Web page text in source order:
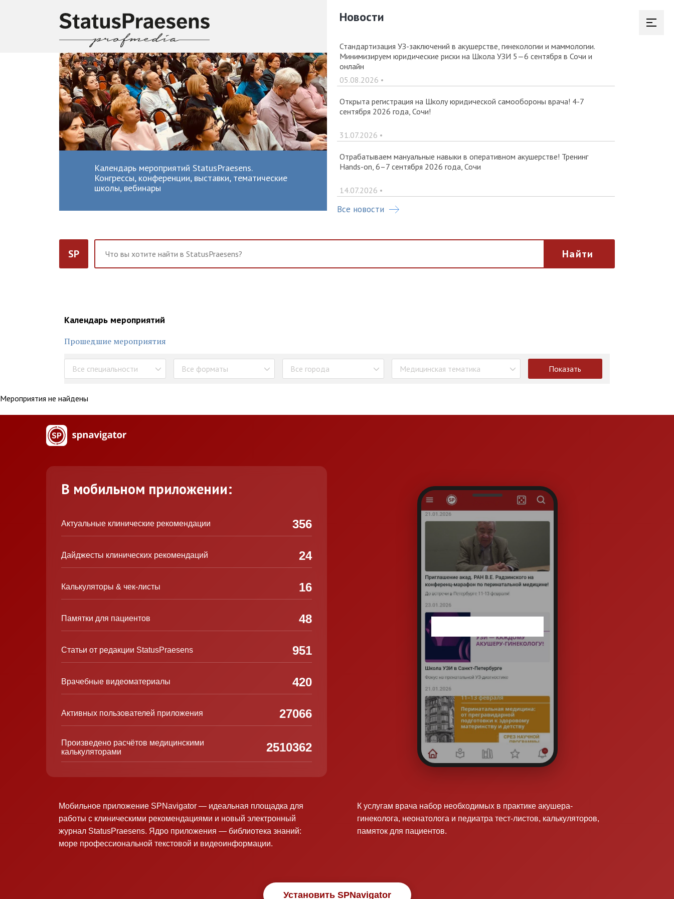
Календарь мероприятий StatusPraesens.
Конгрессы, конференции, выставки, тематические
школы, вебинары
Новости
Стандартизация УЗ-заключений в акушерстве, гинекологии и маммологии.
Минимизируем юридические риски на Школа УЗИ 5—6 сентября в Сочи и
онлайн
05.08.2026 •
Открыта регистрация на Школу юридической самообороны врача! 4-7
сентября 2026 года, Сочи!
31.07.2026 •
Отрабатываем мануальные навыки в оперативном акушерстве! Тренинг
Hands-on, 6–7 сентября 2026 года, Сочи
14.07.2026 •
Все новости
SP Найти
Календарь мероприятий
Прошедшие мероприятия
Все специальности Все форматы Все города Медицинская тематика Показать
Мероприятия не найдены
В мобильном приложении:
Актуальные клинические рекомендации 356
Дайджесты клинических рекомендаций 24
Калькуляторы & чек-листы 16
Памятки для пациентов 48
Статьи от редакции StatusPraesens 951
Врачебные видеоматериалы 420
Активных пользователей приложения 27066
Произведено расчётов медицинскими
калькуляторами
2510362
Мобильное приложение SPNavigator — идеальная площадка для
работы с клиническими рекомендациями и новый электронный
журнал StatusPraesens. Ядро приложения — библиотека знаний:
море профессиональной текстовой и видеоинформации.
К услугам врача набор необходимых в практике акушера-
гинеколога, неонатолога и педиатра тест-листов, калькуляторов,
памяток для пациентов.
Установить SPNavigator